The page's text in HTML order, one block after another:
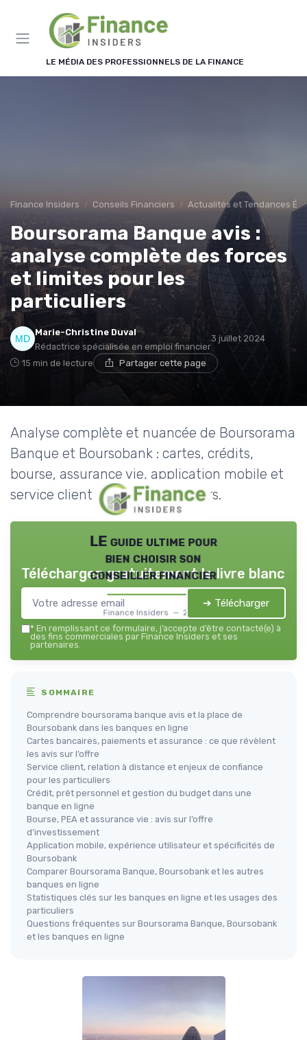
LE MÉDIA DES PROFESSIONNELS DE LA FINANCE
Finance Insiders Conseils Financiers Actualités et Tendances
Boursorama Banque avis :
analyse complète des forces
et limites pour les
particuliers
Marie-Christine Duval
Rédactrice spécialisée en emploi financier
3 juillet 2024
15 min de lecture Partager cette page
Analyse complète et nuancée de Boursorama
Banque et Boursobank : cartes, crédits,
bourse, assurance vie, application mobile et
service client pour les particuliers.
LE guide ultime pour
bien choisir son
conseiller financier
Finance Insiders — 2026
Téléchargez gratuitement le livre blanc
➔ Télécharger
* En remplissant ce formulaire, j’accepte d’être contacté(e) à
des fins commerciales par Finance Insiders et ses
partenaires.
SOMMAIRE
Comprendre boursorama banque avis et la place de
Boursobank dans les banques en ligne
Cartes bancaires, paiements et assurance : ce que révèlent
les avis sur l’offre
Service client, relation à distance et enjeux de confiance
pour les particuliers
Crédit, prêt personnel et gestion du budget dans une
banque en ligne
Bourse, PEA et assurance vie : avis sur l’offre
d’investissement
Application mobile, expérience utilisateur et spécificités de
Boursobank
Comparer Boursorama Banque, Boursobank et les autres
banques en ligne
Statistiques clés sur les banques en ligne et les usages des
particuliers
Questions fréquentes sur Boursorama Banque, Boursobank
et les banques en ligne